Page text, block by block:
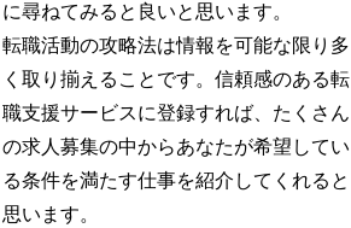
に尋ねてみると良いと思います。
転職活動の攻略法は情報を可能な限り多
く取り揃えることです。信頼感のある転
職支援サービスに登録すれば、たくさん
の求人募集の中からあなたが希望してい
る条件を満たす仕事を紹介してくれると
思います。